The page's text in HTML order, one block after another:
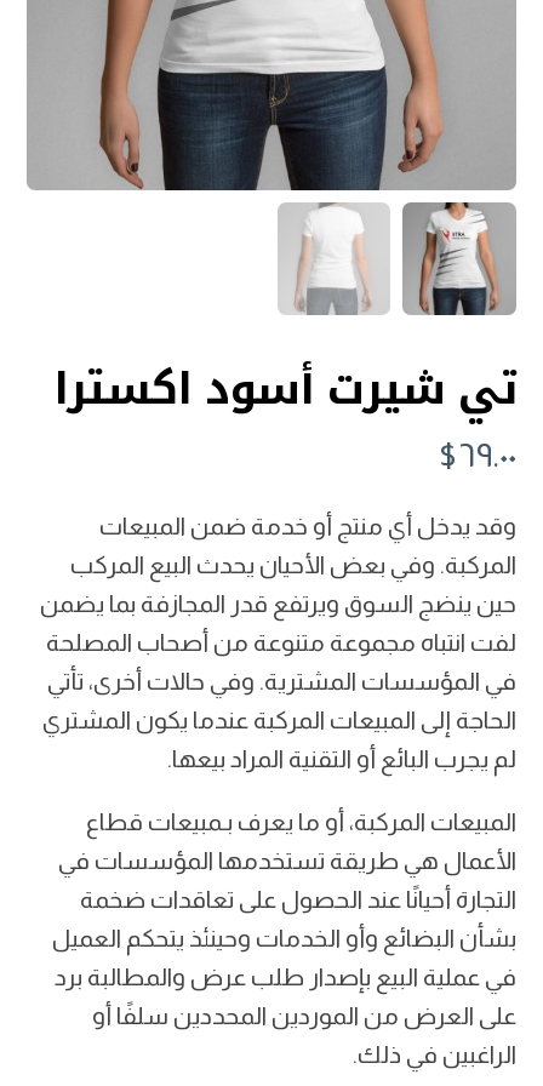
تي شيرت أسود اکسترا
$٦٩.٠٠
وقد يدخل أي منتج أو خدمة ضمن المبيعات
المركبة. وفي بعض الأحيان يحدث البيع المركب
حين ينضج السوق ويرتفع قدر المجازفة بما يضمن
لفت انتباه مجموعة متنوعة من أصحاب المصلحة
في المؤسسات المشترية. وفي حالات أخرى، تأتي
الحاجة إلى المبيعات المركبة عندما يكون المشتري
لم يجرب البائع أو التقنية المراد بيعها.
المبيعات المركبة، أو ما يعرف بـمبيعات قطاع
الأعمال هي طريقة تستخدمها المؤسسات في
التجارة أحيانًا عند الحصول على تعاقدات ضخمة
بشأن البضائع وأو الخدمات وحينئذ يتحكم العميل
في عملية البيع بإصدار طلب عرض والمطالبة برد
على العرض من الموردين المحددين سلفًا أو
الراغبين في ذلك.